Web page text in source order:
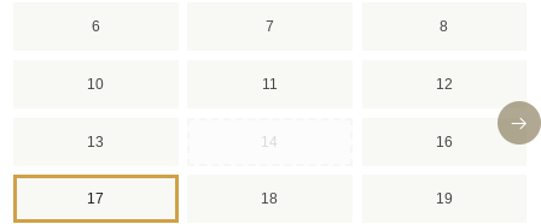
6 7 8
10 11 12
13 14 16
17 18 19